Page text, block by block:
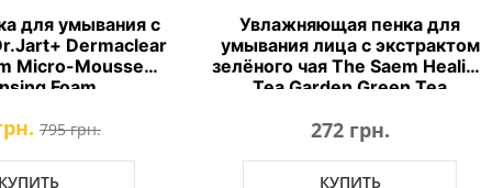
для умывания с
Dermaclear
Micro-Mousse
Foam
795 грн.
КУПИТЬ
Увлажняющая пенка для
умывания лица с экстрактом
зелёного чая The Saem Healing
Tea Garden Green Tea
272 грн.
КУПИТЬ